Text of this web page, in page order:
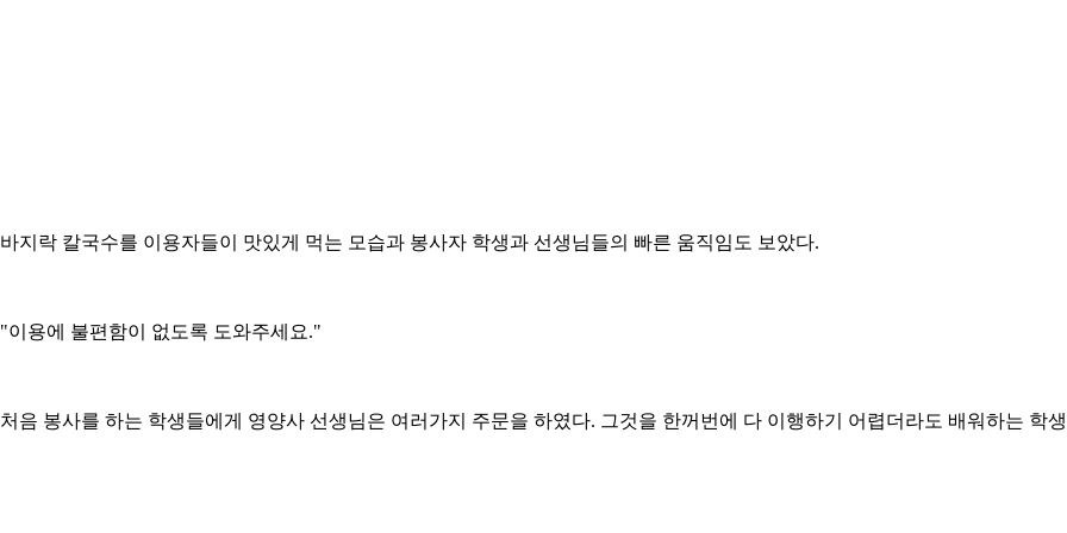
바지락 칼국수를 이용자들이 맛있게 먹는 모습과 봉사자 학생과 선생님들의 빠른 움직임도 보았다.
"이용에 불편함이 없도록 도와주세요."
처음 봉사를 하는 학생들에게 영양사 선생님은 여러가지 주문을 하였다. 그것을 한꺼번에 다 이행하기 어렵더라도 배워하는 학